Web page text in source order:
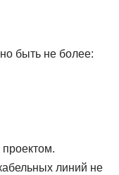
быть не более:
линий не